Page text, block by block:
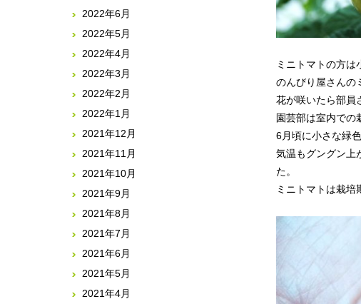
ミニトマトの方は
のんびり屋さんの
花が咲いたら部員
園芸部は室内での
6月頃に小さな緑
気温もグングン上
た。
ミニトマトは栽培
2022年6月
2022年5月
2022年4月
2022年3月
2022年2月
2022年1月
2021年12月
2021年11月
2021年10月
2021年9月
2021年8月
2021年7月
2021年6月
2021年5月
2021年4月